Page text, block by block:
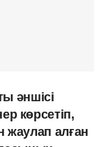
әншісі
көрсетіп,
жаулап алған